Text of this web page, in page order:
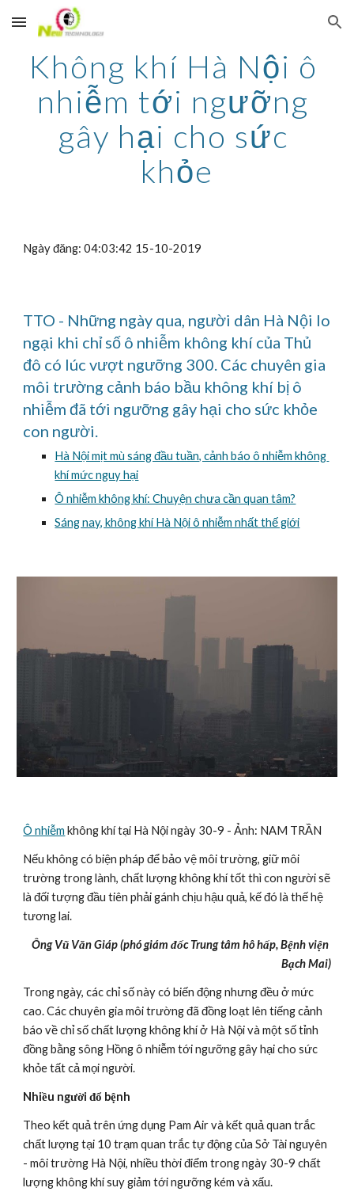
Skip to main content Skip to navigation
Không khí Hà Nội ô
nhiễm tới ngưỡng
gây hại cho sức
khỏe
Ngày đăng: 04:03:42 15-10-2019
TTO - Những ngày qua, người dân Hà Nội lo
ngại khi chỉ số ô nhiễm không khí của Thủ
đô có lúc vượt ngưỡng 300. Các chuyên gia
môi trường cảnh báo bầu không khí bị ô
nhiễm đã tới ngưỡng gây hại cho sức khỏe
con người.
Hà Nội mịt mù sáng đầu tuần, cảnh báo ô nhiễm không
khí mức nguy hại
Ô nhiễm không khí: Chuyện chưa cần quan tâm?
Sáng nay, không khí Hà Nội ô nhiễm nhất thế giới
Ô nhiễm không khí tại Hà Nội ngày 30-9 - Ảnh: NAM TRẦN
Nếu không có biện pháp để bảo vệ môi trường, giữ môi
trường trong lành, chất lượng không khí tốt thì con người sẽ
là đối tượng đầu tiên phải gánh chịu hậu quả, kế đó là thế hệ
tương lai.
Ông Vũ Văn Giáp (phó giám đốc Trung tâm hô hấp, Bệnh viện
Bạch Mai)
Trong ngày, các chỉ số này có biến động nhưng đều ở mức
cao. Các chuyên gia môi trường đã đồng loạt lên tiếng cảnh
báo về chỉ số chất lượng không khí ở Hà Nội và một số tỉnh
đồng bằng sông Hồng ô nhiễm tới ngưỡng gây hại cho sức
khỏe tất cả mọi người.
Nhiều người đổ bệnh
Theo kết quả trên ứng dụng Pam Air và kết quả quan trắc
chất lượng tại 10 trạm quan trắc tự động của Sở Tài nguyên
- môi trường Hà Nội, nhiều thời điểm trong ngày 30-9 chất
lượng không khí suy giảm tới ngưỡng kém và xấu.